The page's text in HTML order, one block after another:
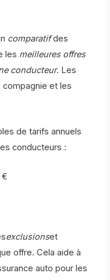
comparatifdes
les meilleures offres
conducteur. Les
compagnie et les
de tarifs annuels
conducteurs :
€
exclusionset
offre. Cela aide à
auto pour les